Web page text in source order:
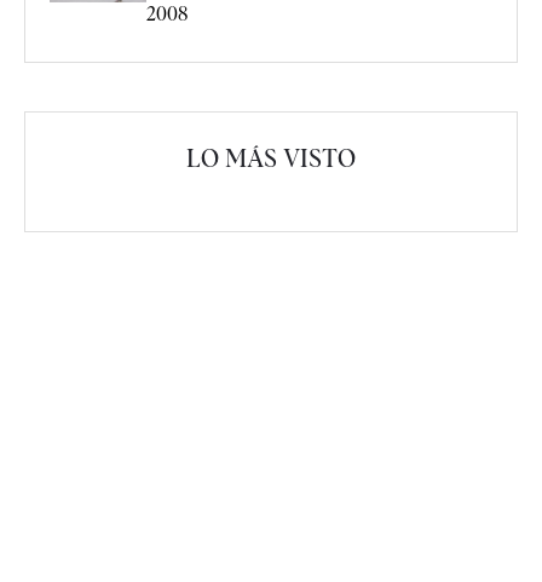
2008
LO MÁS VISTO